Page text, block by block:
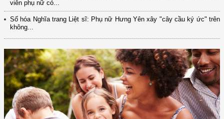
viên phụ nữ có...
Số hóa Nghĩa trang Liệt sĩ: Phụ nữ Hưng Yên xây "cây cầu ký ức" trên
không...